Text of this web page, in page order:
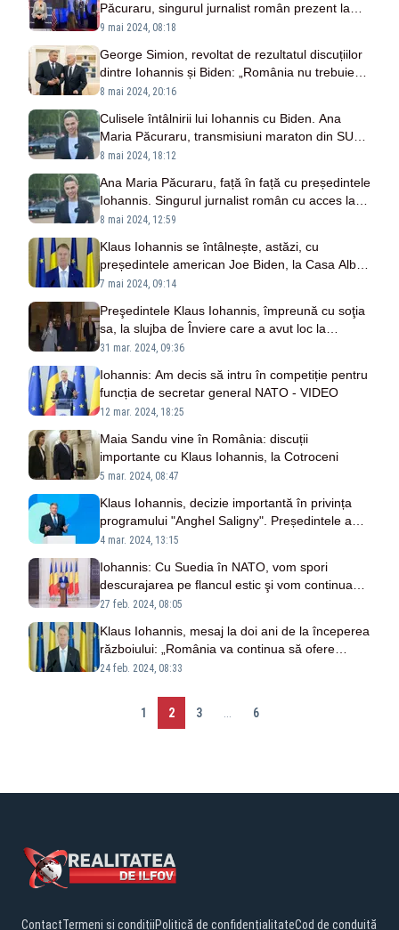
Păcuraru, singurul jurnalist român prezent la
ceremonie: interviu EXCLUSIV cu președintele
9 mai 2024, 08:18
George Simion, revoltat de rezultatul discuțiilor
dintre Iohannis și Biden: „România nu trebuie
să dea arme altor state!”
8 mai 2024, 20:16
Culisele întâlnirii lui Iohannis cu Biden. Ana
Maria Păcuraru, transmisiuni maraton din SUA -
VIDEO
8 mai 2024, 18:12
Ana Maria Păcuraru, față în față cu președintele
Iohannis. Singurul jurnalist român cu acces la
cele mai păzite secrete
8 mai 2024, 12:59
Klaus Iohannis se întâlnește, astăzi, cu
președintele american Joe Biden, la Casa Albă.
Ana Maria Păcuraru, invitată la gala Atlantic
7 mai 2024, 09:14
Preşedintele Klaus Iohannis, împreună cu soţia
sa, la slujba de Înviere care a avut loc la
Biserica Romano-Catolică ”Sfânta Treime” din
31 mar. 2024, 09:36
Iohannis: Am decis să intru în competiție pentru
funcția de secretar general NATO - VIDEO
12 mar. 2024, 18:25
Maia Sandu vine în România: discuții
importante cu Klaus Iohannis, la Cotroceni
5 mar. 2024, 08:47
Klaus Iohannis, decizie importantă în privința
programului "Anghel Saligny". Președintele a
semnat decretul
4 mar. 2024, 13:15
Iohannis: Cu Suedia în NATO, vom spori
descurajarea pe flancul estic şi vom continua
sprijinul nostru puternic pentru Ucraina
27 feb. 2024, 08:05
Klaus Iohannis, mesaj la doi ani de la începerea
războiului: „România va continua să ofere
sprijin Ucrainei”
24 feb. 2024, 08:33
1 2 3 6
ContactTermeni și condițiiPolitică de confidențialitateCod de conduită